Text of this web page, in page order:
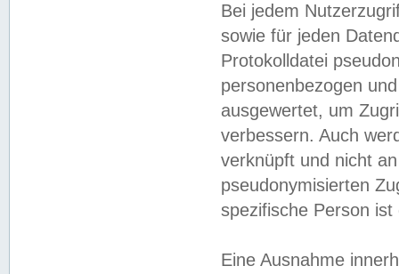
Bei jedem
sowie für jeden
Protokolldatei
personenbezogen
ausgewertet, um
verbessern. Auch
verknüpft und nicht
pseudonymisierten
spezifische Person
Eine Ausnahme